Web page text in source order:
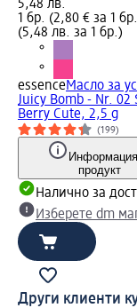
5,48 лв.
1 бр. (2,80 € за 1
(5,48 лв. за 1 бр.)
essenceМасло за
Juicy Bomb - Nr. 02
Berry Cute, 2,5 g
(199)
продукт
Налично за
Изберете dm
Други клиенти